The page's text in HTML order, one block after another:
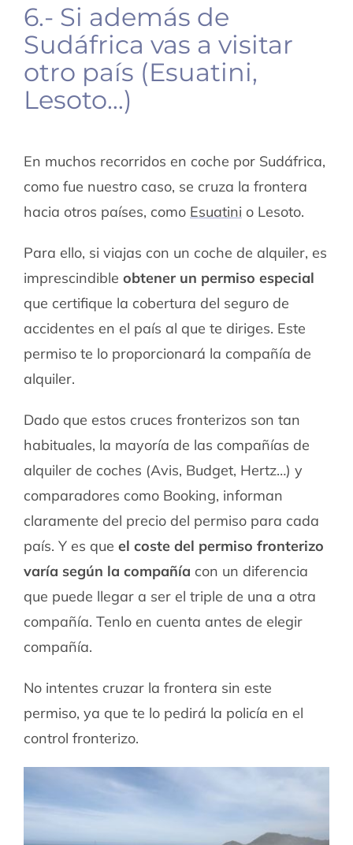
6.- Si además de
Sudáfrica vas a visitar
otro país (Esuatini,
Lesoto…)
En muchos recorridos en coche por Sudáfrica,
como fue nuestro caso, se cruza la frontera
hacia otros países, como Esuatini o Lesoto.
Para ello, si viajas con un coche de alquiler, es
imprescindible obtener un permiso especial
que certifique la cobertura del seguro de
accidentes en el país al que te diriges. Este
permiso te lo proporcionará la compañía de
alquiler.
Dado que estos cruces fronterizos son tan
habituales, la mayoría de las compañías de
alquiler de coches (Avis, Budget, Hertz…) y
comparadores como Booking, informan
claramente del precio del permiso para cada
país. Y es que el coste del permiso fronterizo
varía según la compañía con un diferencia
que puede llegar a ser el triple de una a otra
compañía. Tenlo en cuenta antes de elegir
compañía.
No intentes cruzar la frontera sin este
permiso, ya que te lo pedirá la policía en el
control fronterizo.